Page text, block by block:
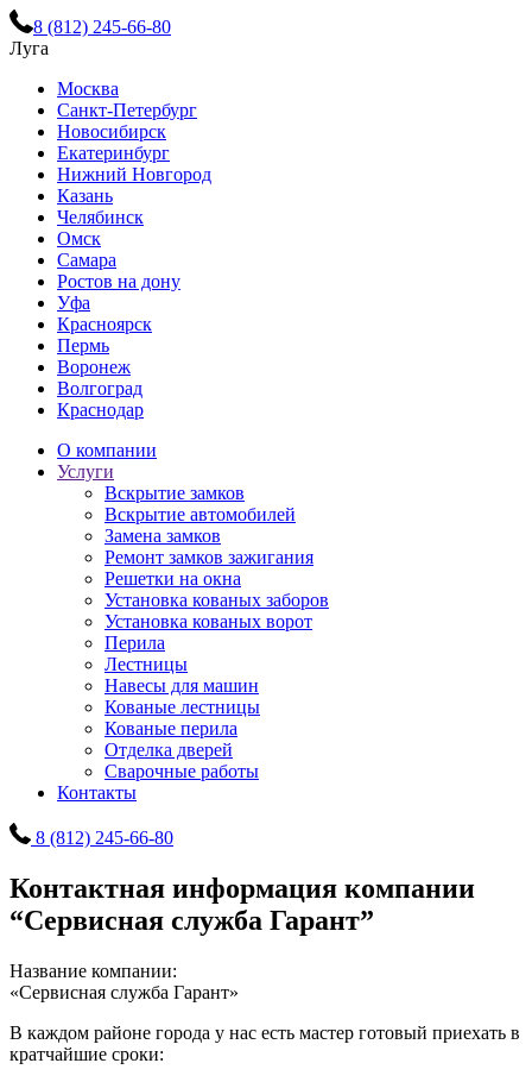
8 (812) 245-66-80
Луга
Москва
Санкт-Петербург
Новосибирск
Екатеринбург
Нижний Новгород
Казань
Челябинск
Омск
Самара
Ростов на дону
Уфа
Красноярск
Пермь
Воронеж
Волгоград
Краснодар
О компании
Услуги
Вскрытие замков
Вскрытие автомобилей
Замена замков
Ремонт замков зажигания
Решетки на окна
Установка кованых заборов
Установка кованых ворот
Перила
Лестницы
Навесы для машин
Кованые лестницы
Кованые перила
Отделка дверей
Сварочные работы
Контакты
8 (812) 245-66-80
Контактная информация компании
“Сервисная служба Гарант”
Название компании:
«Сервисная служба Гарант»
В каждом районе города у нас есть мастер готовый приехать в
кратчайшие сроки: